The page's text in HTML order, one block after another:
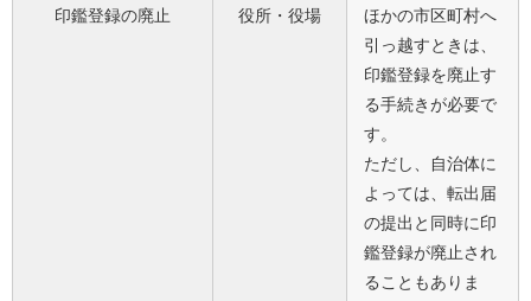
印鑑登録の廃止 役所・役場
ほかの市区町村へ
引っ越すときは、
印鑑登録を廃止す
る手続きが必要で
す。
ただし、自治体に
よっては、転出届
の提出と同時に印
鑑登録が廃止され
ることもありま